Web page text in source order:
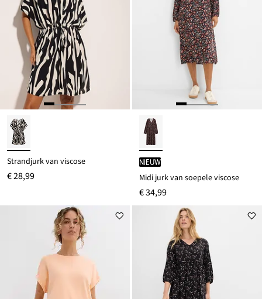
Strandjurk van viscose
€ 28,99
Nieuw
Midi jurk van soepele viscose
€ 34,99